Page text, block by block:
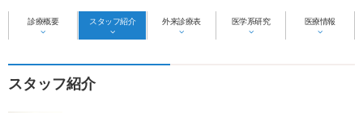
診療概要 スタッフ紹介 外来診療表 医学系研究 医療情報
スタッフ紹介